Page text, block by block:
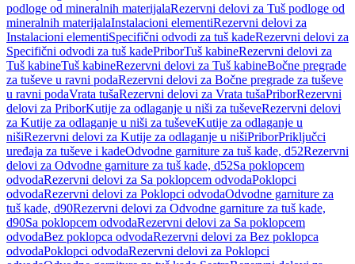
podloge od mineralnih materijalaRezervni delovi za Tuš podloge od
mineralnih materijalaInstalacioni elementiRezervni delovi za
Instalacioni elementiSpecifični odvodi za tuš kadeRezervni delovi za
Specifični odvodi za tuš kadePriborTuš kabineRezervni delovi za
Tuš kabineTuš kabineRezervni delovi za Tuš kabineBočne pregrade
za tuševe u ravni podaRezervni delovi za Bočne pregrade za tuševe
u ravni podaVrata tušaRezervni delovi za Vrata tušaPriborRezervni
delovi za PriborKutije za odlaganje u niši za tuševeRezervni delovi
za Kutije za odlaganje u niši za tuševeKutije za odlaganje u
nišiRezervni delovi za Kutije za odlaganje u nišiPriborPriključci
uređaja za tuševe i kadeOdvodne garniture za tuš kade, d52Rezervni
delovi za Odvodne garniture za tuš kade, d52Sa poklopcem
odvodaRezervni delovi za Sa poklopcem odvodaPoklopci
odvodaRezervni delovi za Poklopci odvodaOdvodne garniture za
tuš kade, d90Rezervni delovi za Odvodne garniture za tuš kade,
d90Sa poklopcem odvodaRezervni delovi za Sa poklopcem
odvodaBez poklopca odvodaRezervni delovi za Bez poklopca
odvodaPoklopci odvodaRezervni delovi za Poklopci